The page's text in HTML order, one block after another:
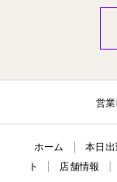
営
ホーム 本日出
ト
店舗情報